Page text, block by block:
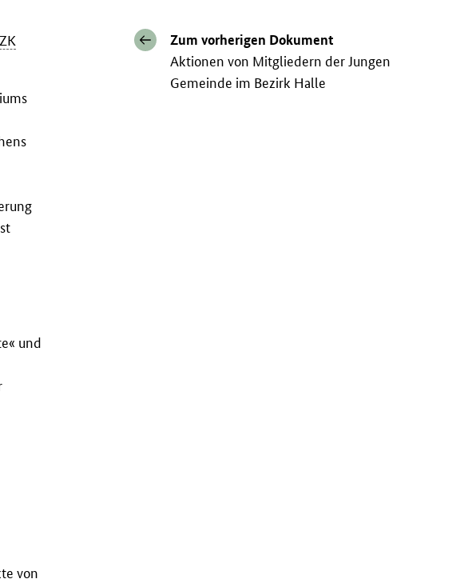
Zum vorherigen Dokument
Aktionen von Mitgliedern der Jungen
Gemeinde im Bezirk Halle
ZK
und
von